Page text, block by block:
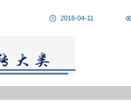
2016-04-11